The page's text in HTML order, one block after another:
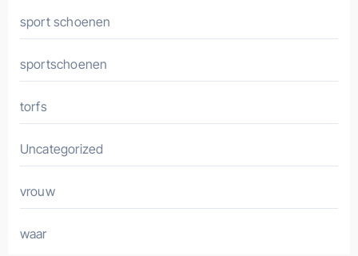
sport schoenen
sportschoenen
torfs
Uncategorized
vrouw
waar